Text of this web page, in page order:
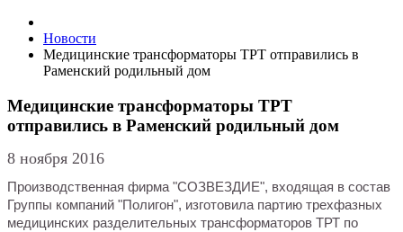
Новости
Медицинские трансформаторы ТРТ отправились в
Раменский родильный дом
Медицинские трансформаторы ТРТ
отправились в Раменский родильный дом
8 ноября 2016
Производственная фирма "СОЗВЕЗДИЕ", входящая в состав
Группы компаний "Полигон", изготовила партию трехфазных
медицинских разделительных трансформаторов ТРТ по